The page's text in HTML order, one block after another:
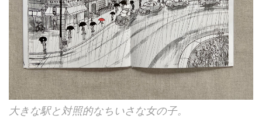
大きな駅と対照的なちいさな女の子。